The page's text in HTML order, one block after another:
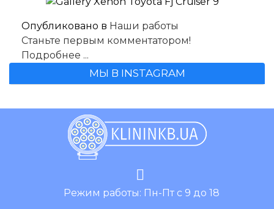
Опубликовано в Наши работы
Станьте первым комментатором!
Подробнее ...
МЫ В INSTAGRAM
Режим работы: Пн-Пт с 9 до 18